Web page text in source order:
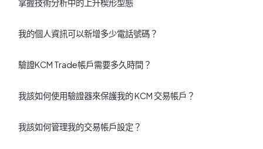
掌握技術分析中的上升楔形型態
我的個人資訊可以新增多少電話號碼？
驗證KCM Trade帳戶需要多久時間？
我該如何使用驗證器來保護我的 KCM 交易帳戶？
我該如何管理我的交易帳戶設定？